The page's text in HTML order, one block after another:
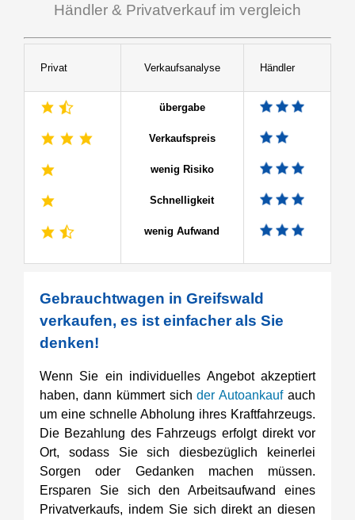
Händler & Privatverkauf im vergleich
Privat Verkaufsanalyse Händler
übergabe
Verkaufspreis
wenig Risiko
Schnelligkeit
wenig Aufwand
Gebrauchtwagen in Greifswald
verkaufen, es ist einfacher als Sie
denken!
Wenn Sie ein individuelles Angebot akzeptiert
haben, dann kümmert sichder Autoankaufauch
um eine schnelle Abholung ihres Kraftfahrzeugs.
Die Bezahlung des Fahrzeugs erfolgt direkt vor
Ort, sodass Sie sich diesbezüglich keinerlei
Sorgen oder Gedanken machen müssen.
Ersparen Sie sich den Arbeitsaufwand eines
Privatverkaufs, indem Sie sich direkt an diesen